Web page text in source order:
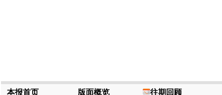
本报首页 版面概览 往期回顾